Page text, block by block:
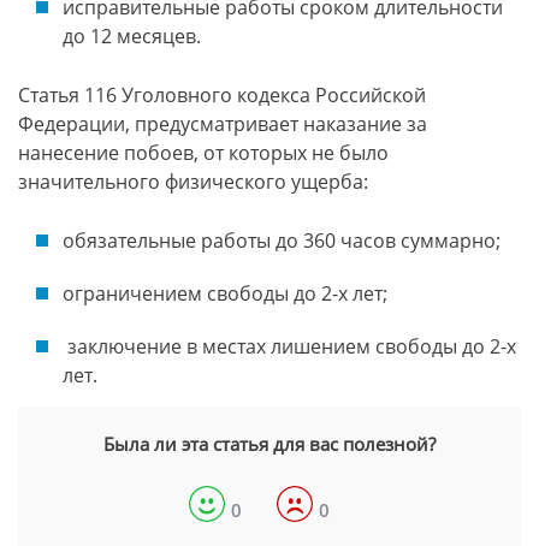
исправительные работы сроком длительности
до 12 месяцев.
Статья 116 Уголовного кодекса Российской
Федерации, предусматривает наказание за
нанесение побоев, от которых не было
значительного физического ущерба:
обязательные работы до 360 часов суммарно;
ограничением свободы до 2-х лет;
заключение в местах лишением свободы до 2-х
лет.
Была ли эта статья для вас полезной?
0 0